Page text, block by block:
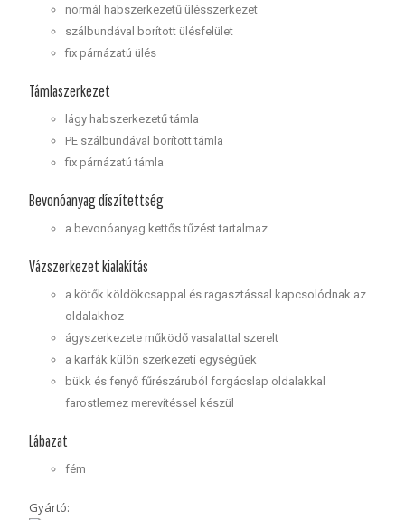
normál habszerkezetű ülésszerkezet
szálbundával borított ülésfelület
fix párnázatú ülés
Támlaszerkezet
lágy habszerkezetű támla
PE szálbundával borított támla
fix párnázatú támla
Bevonóanyag díszítettség
a bevonóanyag kettős tűzést tartalmaz
Vázszerkezet kialakítás
a kötők köldökcsappal és ragasztással kapcsolódnak az
oldalakhoz
ágyszerkezete működő vasalattal szerelt
a karfák külön szerkezeti egységűek
bükk és fenyő fűrészáruból forgácslap oldalakkal
farostlemez merevítéssel készül
Lábazat
fém
Gyártó: